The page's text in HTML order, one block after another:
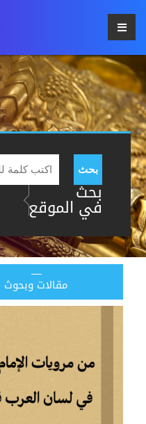
بحث
بحث
في الموقع
مقالات وبحوث